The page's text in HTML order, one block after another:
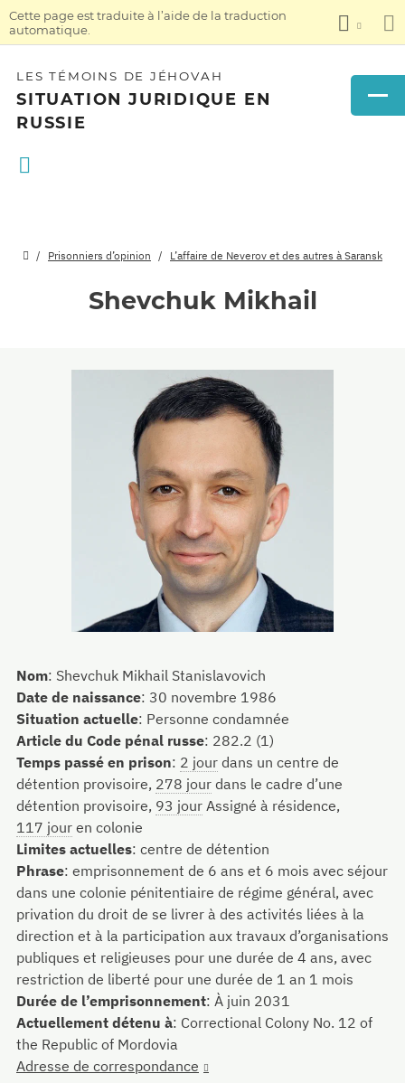
Cette page est traduite à l’aide de la traduction
automatique.
LES TÉMOINS DE JÉHOVAH
SITUATION JURIDIQUE EN
RUSSIE
Prisonniers d’opinion L’affaire de Neverov et des autres à Saransk
Shevchuk Mikhail
Nom: Shevchuk Mikhail Stanislavovich
Date de naissance: 30 novembre 1986
Situation actuelle: Personne condamnée
Article du Code pénal russe: 282.2 (1)
Temps passé en prison: 2 jour dans un centre de
détention provisoire, 278 jour dans le cadre d’une
détention provisoire, 93 jour Assigné à résidence,
117 jour en colonie
Limites actuelles: centre de détention
Phrase: emprisonnement de 6 ans et 6 mois avec séjour
dans une colonie pénitentiaire de régime général, avec
privation du droit de se livrer à des activités liées à la
direction et à la participation aux travaux d’organisations
publiques et religieuses pour une durée de 4 ans, avec
restriction de liberté pour une durée de 1 an 1 mois
Durée de l’emprisonnement: À juin 2031
Actuellement détenu à: Correctional Colony No. 12 of
the Republic of Mordovia
Adresse de correspondance